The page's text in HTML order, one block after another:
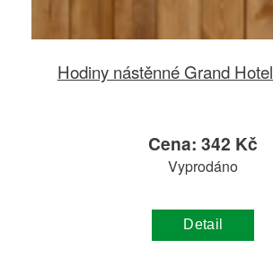
Hodiny nástěnné Grand
Cena: 342 Kč
Vyprodáno
Detail